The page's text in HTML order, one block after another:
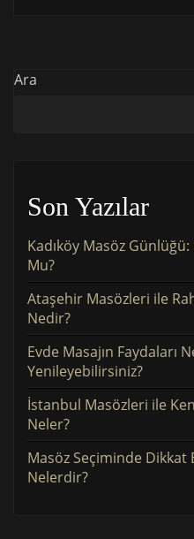
Ara
Son Yazılar
Kadıköy Masöz
Mu?
Ataşehir Masözleri ile
Nedir?
Evde Masajın Faydaları
Yenileyebilirsiniz?
İstanbul Masözleri ile
Neler?
Masöz Seçiminde
Nelerdir?